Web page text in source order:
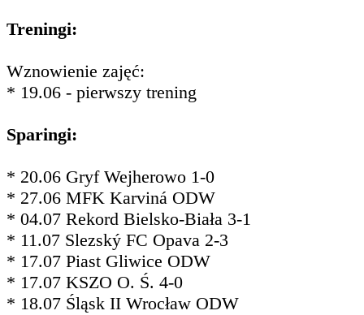
Treningi:
Wznowienie zajęć:
* 19.06 - pierwszy trening
Sparingi:
* 20.06 Gryf Wejherowo 1-0
* 27.06 MFK Karviná ODW
* 04.07 Rekord Bielsko-Biała 3-1
* 11.07 Slezský FC Opava 2-3
* 17.07 Piast Gliwice ODW
* 17.07 KSZO O. Ś. 4-0
* 18.07 Śląsk II Wrocław ODW